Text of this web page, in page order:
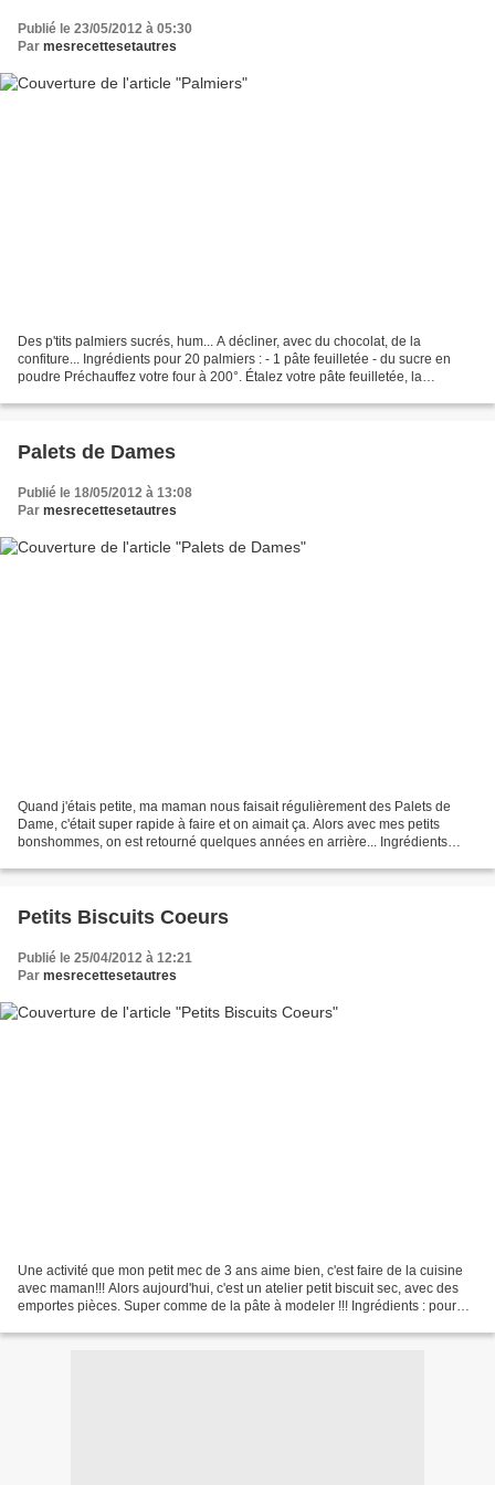
Publié le 23/05/2012 à 05:30
Par mesrecettesetautres
Des p'tits palmiers sucrés, hum... A décliner, avec du chocolat, de la
confiture... Ingrédients pour 20 palmiers : - 1 pâte feuilletée - du sucre en
poudre Préchauffez votre four à 200°. Étalez votre pâte feuilletée, la
Palets de Dames
Publié le 18/05/2012 à 13:08
Par mesrecettesetautres
Quand j'étais petite, ma maman nous faisait régulièrement des Palets de
Dame, c'était super rapide à faire et on aimait ça. Alors avec mes petits
bonshommes, on est retourné quelques années en arrière... Ingrédients
Petits Biscuits Coeurs
Publié le 25/04/2012 à 12:21
Par mesrecettesetautres
Une activité que mon petit mec de 3 ans aime bien, c'est faire de la cuisine
avec maman!!! Alors aujourd'hui, c'est un atelier petit biscuit sec, avec des
emportes pièces. Super comme de la pâte à modeler !!! Ingrédients : pour